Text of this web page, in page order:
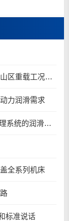
低粘度重载柴机油普及争议：国六重卡长期山区重载工况是否适合0W-20柴油机油？
力润滑需求
雅富顿OEM经理王银辉分享混动车国7后处理系统的润滑油要求
全系列机床
标准说话